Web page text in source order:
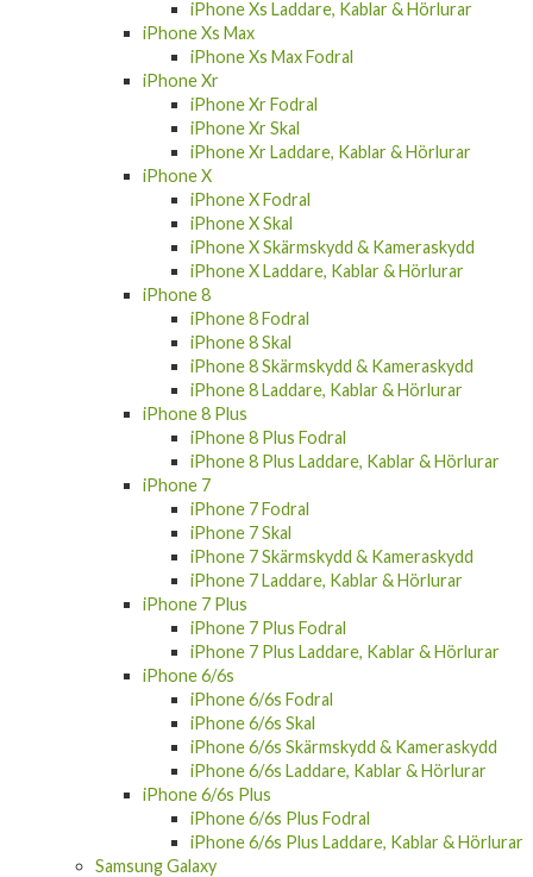
iPhone Xs Laddare, Kablar & Hörlurar
iPhone Xs Max
iPhone Xs Max Fodral
iPhone Xr
iPhone Xr Fodral
iPhone Xr Skal
iPhone Xr Laddare, Kablar & Hörlurar
iPhone X
iPhone X Fodral
iPhone X Skal
iPhone X Skärmskydd & Kameraskydd
iPhone X Laddare, Kablar & Hörlurar
iPhone 8
iPhone 8 Fodral
iPhone 8 Skal
iPhone 8 Skärmskydd & Kameraskydd
iPhone 8 Laddare, Kablar & Hörlurar
iPhone 8 Plus
iPhone 8 Plus Fodral
iPhone 8 Plus Laddare, Kablar & Hörlurar
iPhone 7
iPhone 7 Fodral
iPhone 7 Skal
iPhone 7 Skärmskydd & Kameraskydd
iPhone 7 Laddare, Kablar & Hörlurar
iPhone 7 Plus
iPhone 7 Plus Fodral
iPhone 7 Plus Laddare, Kablar & Hörlurar
iPhone 6/6s
iPhone 6/6s Fodral
iPhone 6/6s Skal
iPhone 6/6s Skärmskydd & Kameraskydd
iPhone 6/6s Laddare, Kablar & Hörlurar
iPhone 6/6s Plus
iPhone 6/6s Plus Fodral
iPhone 6/6s Plus Laddare, Kablar & Hörlurar
Samsung Galaxy